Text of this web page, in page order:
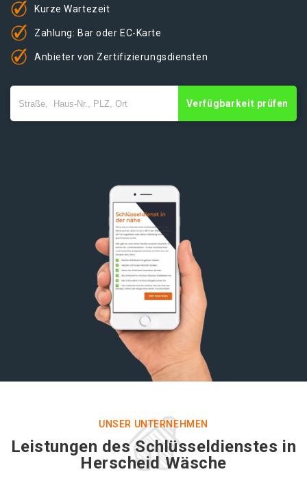
Kurze Wartezeit
Zahlung: Bar oder EC-Karte
Anbieter von Zertifizierungsdiensten
Verfügbarkeit prüfen
UNSER UNTERNEHMEN
Leistungen des Schlüsseldienstes in
Herscheid Wäsche